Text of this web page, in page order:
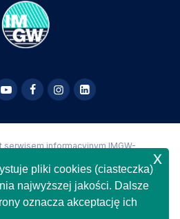
serwisem informacyjnym IMGW-
Wszelkie prawa zastrzeżone
pliki cookies (ciasteczka)
najwyższej jakości. Dalsze
oznacza akceptację ich
x